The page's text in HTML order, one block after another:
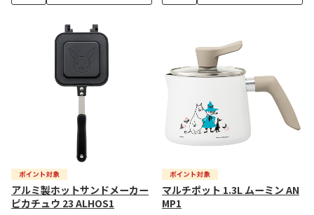
アルミ製ホットサンドメーカー
ピカチュウ 23 ALHOS1
マルチポット 1.3L ムーミン AN
MP1